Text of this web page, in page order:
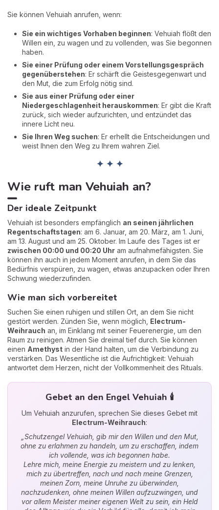
Sie können Vehuiah anrufen, wenn:
Sie ein wichtiges Vorhaben beginnen: Vehuiah flößt den
Willen ein, zu wagen und zu vollenden, was Sie begonnen
haben.
Sie einer Prüfung oder einem Vorstellungsgespräch
gegenüberstehen: Er schärft die Geistesgegenwart und
den Mut, die zum Erfolg nötig sind.
Sie aus einer Prüfung oder einer
Niedergeschlagenheit herauskommen: Er gibt die Kraft
zurück, sich wieder aufzurichten, und entzündet das
innere Licht neu.
Sie Ihren Weg suchen: Er erhellt die Entscheidungen und
weist Ihnen den Weg zu Ihrem wahren Ziel.
✦ ✦ ✦
Wie ruft man Vehuiah an?
Der ideale Zeitpunkt
Vehuiah ist besonders empfänglich an seinen jährlichen
Regentschaftstagen: am 6. Januar, am 20. März, am 1. Juni,
am 13. August und am 25. Oktober. Im Laufe des Tages ist er
zwischen 00:00 und 00:20 Uhr am aufnahmefähigsten. Sie
können ihn auch in jedem Moment anrufen, in dem Sie das
Bedürfnis verspüren, zu wagen, etwas anzupacken oder Ihren
Schwung wiederzufinden.
Wie man sich vorbereitet
Suchen Sie einen ruhigen und stillen Ort, an dem Sie nicht
gestört werden. Zünden Sie, wenn möglich, Electrum-
Weihrauch an, im Einklang mit seiner Feuerenergie, um den
Raum zu reinigen. Atmen Sie dreimal tief durch. Sie können
einen Amethyst in der Hand halten, um die Verbindung zu
verstärken. Das Wesentliche ist die Aufrichtigkeit: Vehuiah
antwortet dem Herzen, nicht der Vollkommenheit des Rituals.
Gebet an den Engel Vehuiah 🕯️
Um Vehuiah anzurufen, sprechen Sie dieses Gebet mit
Electrum-Weihrauch:
„Schutzengel Vehuiah, gib mir den Willen und den Mut,
ohne zu erlahmen zu handeln, um zu erschaffen, indem
ich vollende, was ich begonnen habe.
Lehre mich, meine Energie zu meistern und zu lenken,
mich zu übertreffen, nach und nach meine Grenzen,
meinen Zorn, meine Unruhe zu überwinden,
nachzudenken, ohne meinen Willen aufzuzwingen, und
vor allem Meister meiner eigenen Welt zu sein, ein Held